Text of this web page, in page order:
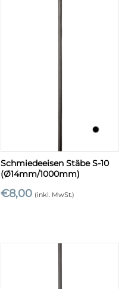
Schmiedeeisen Stäbe S-10
(Ø14mm/1000mm)
€8,00 (inkl. MwSt.)